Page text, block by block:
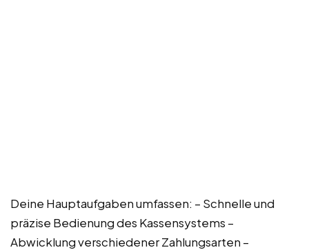
Deine Hauptaufgaben umfassen: – Schnelle und
präzise Bedienung des Kassensystems –
Abwicklung verschiedener Zahlungsarten –